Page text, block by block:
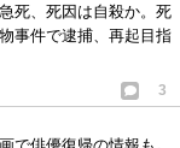
死、死因は自殺か。死
事件で逮捕、再起目指
3